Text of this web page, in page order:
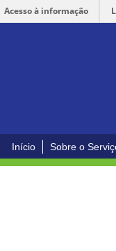
Acesso à informação
Início Sobre o